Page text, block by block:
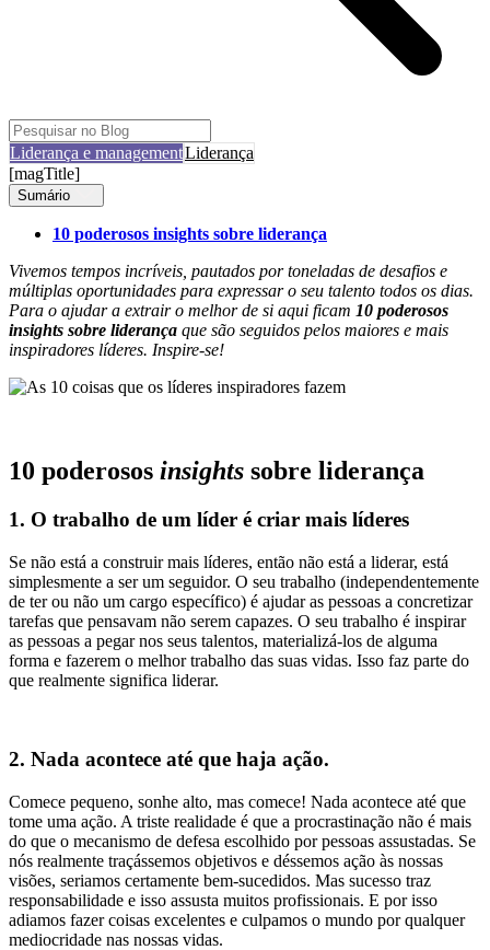
Liderança e managementLiderança
[magTitle]
Sumário
10 poderosos insights sobre liderança
Vivemos tempos incríveis, pautados por toneladas de desafios e
múltiplas oportunidades para expressar o seu talento todos os dias.
Para o ajudar a extrair o melhor de si aqui ficam 10 poderosos
insights sobre liderança que são seguidos pelos maiores e mais
inspiradores líderes. Inspire-se!
10 poderosos insights sobre liderança
1. O trabalho de um líder é criar mais líderes
Se não está a construir mais líderes, então não está a liderar, está
simplesmente a ser um seguidor. O seu trabalho (independentemente
de ter ou não um cargo específico) é ajudar as pessoas a concretizar
tarefas que pensavam não serem capazes. O seu trabalho é inspirar
as pessoas a pegar nos seus talentos, materializá-los de alguma
forma e fazerem o melhor trabalho das suas vidas. Isso faz parte do
que realmente significa liderar.
2. Nada acontece até que haja ação.
Comece pequeno, sonhe alto, mas comece! Nada acontece até que
tome uma ação. A triste realidade é que a procrastinação não é mais
do que o mecanismo de defesa escolhido por pessoas assustadas. Se
nós realmente traçássemos objetivos e déssemos ação às nossas
visões, seriamos certamente bem-sucedidos. Mas sucesso traz
responsabilidade e isso assusta muitos profissionais. E por isso
adiamos fazer coisas excelentes e culpamos o mundo por qualquer
mediocridade nas nossas vidas.